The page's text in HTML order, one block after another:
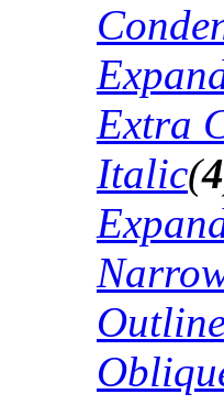
Extra
Italic(4